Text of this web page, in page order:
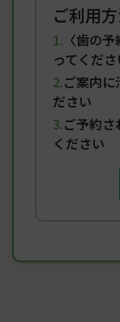
ご利用
〈歯の
ってくださ
ご案内に
ださい
ご予約
ください